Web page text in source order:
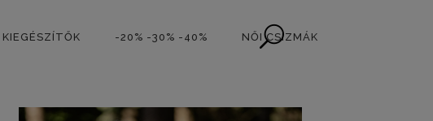
KIEGÉSZÍTŐK -20% -30% -40% NŐI CSIZMÁK